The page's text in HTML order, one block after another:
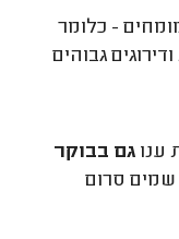
- כלומר
גבוהים
גם בבוקר
סרום